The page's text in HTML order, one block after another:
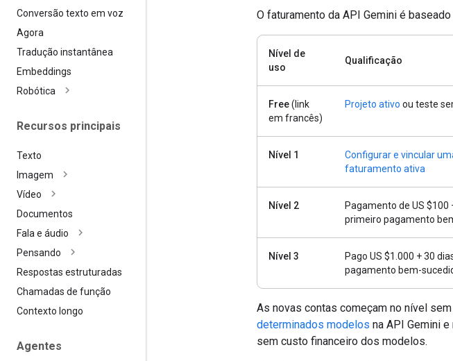
Conversão texto em voz
Agora
Tradução instantânea
Embeddings
Robótica
Recursos principais
Texto
Imagem
Vídeo
Documentos
Fala e áudio
Pensando
Respostas estruturadas
Chamadas de função
Contexto longo
Agentes
O faturamento da API Gemini é
Nível de
uso
Qualificação
Free(link
em francês)
Projeto ativo ou teste
Nível 1
Configurar e vincular
faturamento ativa
Nível 2
Pagamento de US $100
primeiro pagamento
Nível 3
Pago US $1.000 + 30
pagamento bem-
As novas contas começam no nível
determinados modelos na API Gemini
sem custo financeiro dos modelos.